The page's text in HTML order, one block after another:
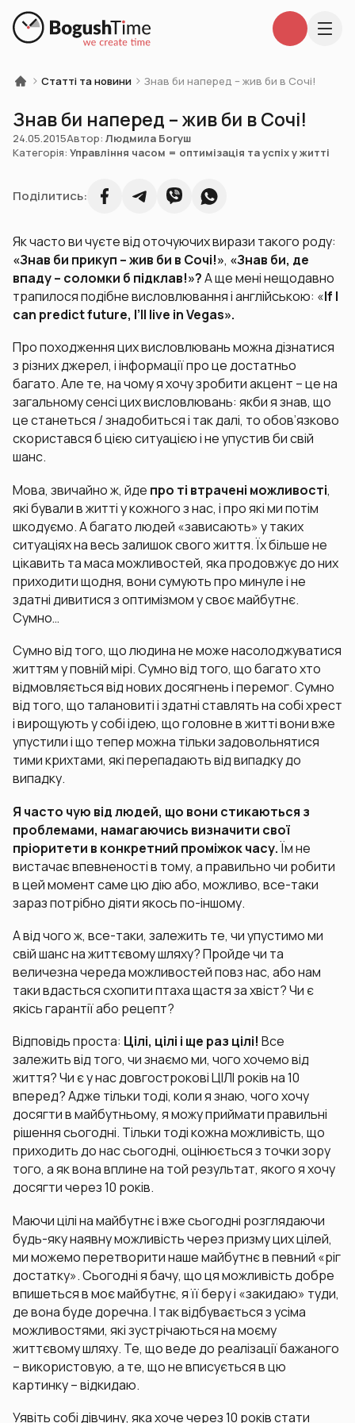
Статті та новини Знав би наперед – жив би в Сочі!
Знав би наперед – жив би в Сочі!
24.05.2015Автор: Людмила Богуш
Категорія: Управління часом = оптимізація та успіх у житті
Поділитись:
Як часто ви чуєте від оточуючих вирази такого роду:
«Знав би прикуп – жив би в Сочі!», «Знав би, де
впаду – соломки б підклав!»?А ще мені нещодавно
трапилося подібне висловлювання і англійською: «If I
can predict future, I’ll live in Vegas».
Про походження цих висловлювань можна дізнатися
з різних джерел, і інформації про це достатньо
багато. Але те, на чому я хочу зробити акцент – це на
загальному сенсі цих висловлювань: якби я знав, що
це станеться / знадобиться і так далі, то обов’язково
скористався б цією ситуацією і не упустив би свій
шанс.
Мова, звичайно ж, йде про ті втрачені можливості,
які бували в житті у кожного з нас, і про які ми потім
шкодуємо. А багато людей «зависають» у таких
ситуаціях на весь залишок свого життя. Їх більше не
цікавить та маса можливостей, яка продовжує до них
приходити щодня, вони сумують про минуле і не
здатні дивитися з оптимізмом у своє майбутнє.
Сумно…
Сумно від того, що людина не може насолоджуватися
життям у повній мірі. Сумно від того, що багато хто
відмовляється від нових досягнень і перемог. Сумно
від того, що талановиті і здатні ставлять на собі хрест
і вирощують у собі ідею, що головне в житті вони вже
упустили і що тепер можна тільки задовольнятися
тими крихтами, які перепадають від випадку до
випадку.
Я часто чую від людей, що вони стикаються з
проблемами, намагаючись визначити свої
пріоритети в конкретний проміжок часу.Їм не
вистачає впевненості в тому, а правильно чи робити
в цей момент саме цю дію або, можливо, все-таки
зараз потрібно діяти якось по-іншому.
А від чого ж, все-таки, залежить те, чи упустимо ми
свій шанс на життєвому шляху? Пройде чи та
величезна череда можливостей повз нас, або нам
таки вдасться схопити птаха щастя за хвіст? Чи є
якісь гарантії або рецепт?
Відповідь проста: Цілі, цілі і ще раз цілі! Все
залежить від того, чи знаємо ми, чого хочемо від
життя? Чи є у нас довгострокові ЦІЛІ років на 10
вперед? Адже тільки тоді, коли я знаю, чого хочу
досягти в майбутньому, я можу приймати правильні
рішення сьогодні. Тільки тоді кожна можливість, що
приходить до нас сьогодні, оцінюється з точки зору
того, а як вона вплине на той результат, якого я хочу
досягти через 10 років.
Маючи цілі на майбутнє і вже сьогодні розглядаючи
будь-яку наявну можливість через призму цих цілей,
ми можемо перетворити наше майбутнє в певний «ріг
достатку». Сьогодні я бачу, що ця можливість добре
впишеться в моє майбутнє, я її беру і «закидаю» туди,
де вона буде доречна. І так відбувається з усіма
можливостями, які зустрічаються на моєму
життєвому шляху. Те, що веде до реалізації бажаного
– використовую, а те, що не вписується в цю
картинку – відкидаю.
Уявіть собі дівчину, яка хоче через 10 років стати